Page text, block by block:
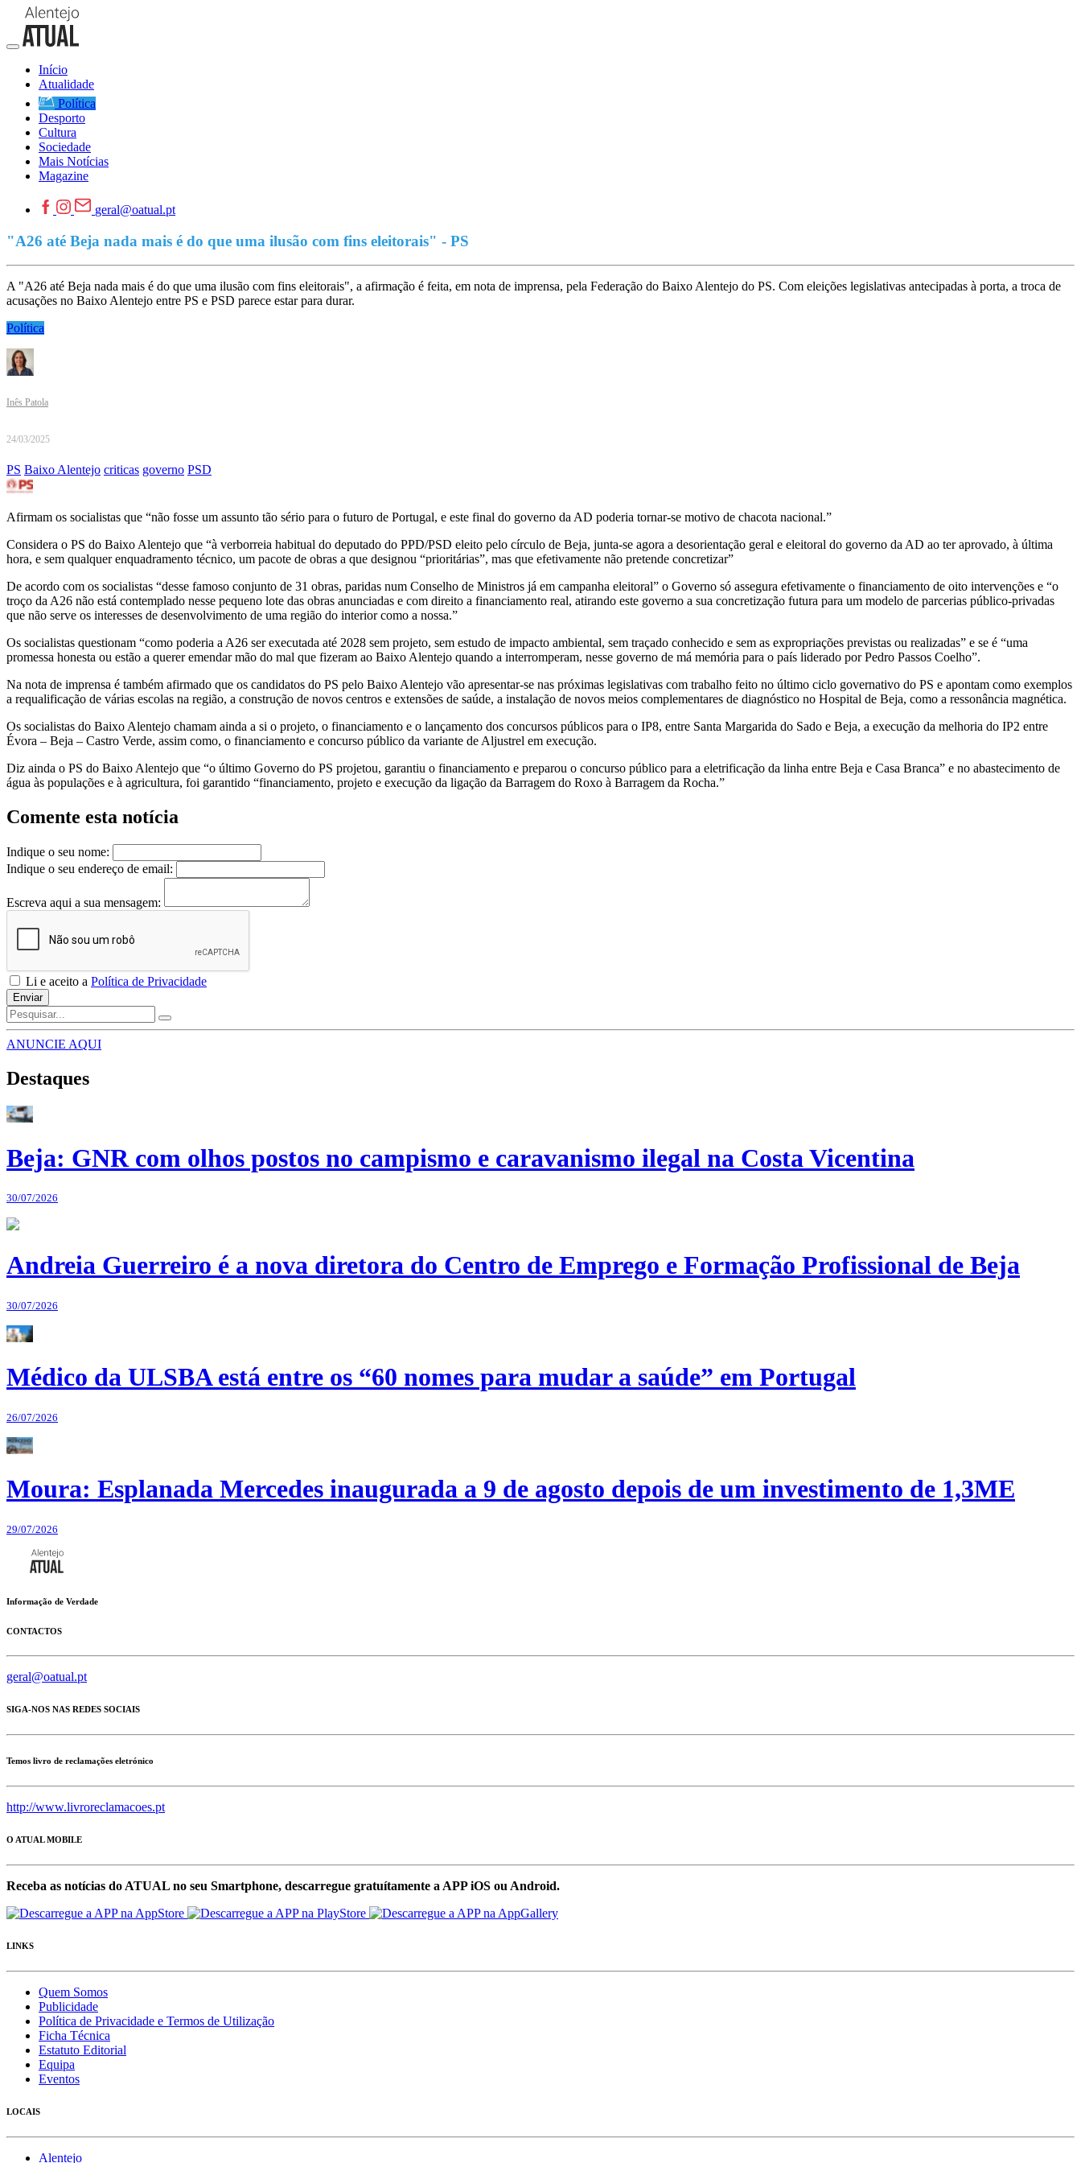
Início
Atualidade
Política
Desporto
Cultura
Sociedade
Mais Notícias
Magazine
geral@oatual.pt
"A26 até Beja nada mais é do que uma ilusão com fins eleitorais" - PS
A "A26 até Beja nada mais é do que uma ilusão com fins eleitorais", a afirmação é feita, em nota de imprensa, pela Federação do Baixo Alentejo do PS. Com eleições legislativas antecipadas à porta, a troca de
acusações no Baixo Alentejo entre PS e PSD parece estar para durar.
Política
Inês Patola
24/03/2025
PS Baixo Alentejo criticas governo PSD
Afirmam os socialistas que “não fosse um assunto tão sério para o futuro de Portugal, e este final do governo da AD poderia tornar-se motivo de chacota nacional.”
Considera o PS do Baixo Alentejo que “à verborreia habitual do deputado do PPD/PSD eleito pelo círculo de Beja, junta-se agora a desorientação geral e eleitoral do governo da AD ao ter aprovado, à última
hora, e sem qualquer enquadramento técnico, um pacote de obras a que designou “prioritárias”, mas que efetivamente não pretende concretizar”
De acordo com os socialistas “desse famoso conjunto de 31 obras, paridas num Conselho de Ministros já em campanha eleitoral” o Governo só assegura efetivamente o financiamento de oito intervenções e “o
troço da A26 não está contemplado nesse pequeno lote das obras anunciadas e com direito a financiamento real, atirando este governo a sua concretização futura para um modelo de parcerias público-privadas
que não serve os interesses de desenvolvimento de uma região do interior como a nossa.”
Os socialistas questionam “como poderia a A26 ser executada até 2028 sem projeto, sem estudo de impacto ambiental, sem traçado conhecido e sem as expropriações previstas ou realizadas” e se é “uma
promessa honesta ou estão a querer emendar mão do mal que fizeram ao Baixo Alentejo quando a interromperam, nesse governo de má memória para o país liderado por Pedro Passos Coelho”.
Na nota de imprensa é também afirmado que os candidatos do PS pelo Baixo Alentejo vão apresentar-se nas próximas legislativas com trabalho feito no último ciclo governativo do PS e apontam como exemplos
a requalificação de várias escolas na região, a construção de novos centros e extensões de saúde, a instalação de novos meios complementares de diagnóstico no Hospital de Beja, como a ressonância magnética.
Os socialistas do Baixo Alentejo chamam ainda a si o projeto, o financiamento e o lançamento dos concursos públicos para o IP8, entre Santa Margarida do Sado e Beja, a execução da melhoria do IP2 entre
Évora – Beja – Castro Verde, assim como, o financiamento e concurso público da variante de Aljustrel em execução.
Diz ainda o PS do Baixo Alentejo que “o último Governo do PS projetou, garantiu o financiamento e preparou o concurso público para a eletrificação da linha entre Beja e Casa Branca” e no abastecimento de
água às populações e à agricultura, foi garantido “financiamento, projeto e execução da ligação da Barragem do Roxo à Barragem da Rocha.”
Comente esta notícia
Indique o seu nome:
Indique o seu endereço de email:
Escreva aqui a sua mensagem:
Li e aceito a Política de Privacidade
Enviar
ANUNCIE AQUI
Destaques
Beja: GNR com olhos postos no campismo e caravanismo ilegal na Costa Vicentina
30/07/2026
Andreia Guerreiro é a nova diretora do Centro de Emprego e Formação Profissional de Beja
30/07/2026
Médico da ULSBA está entre os “60 nomes para mudar a saúde” em Portugal
26/07/2026
Moura: Esplanada Mercedes inaugurada a 9 de agosto depois de um investimento de 1,3ME
29/07/2026
Informação de Verdade
CONTACTOS
geral@oatual.pt
SIGA-NOS NAS REDES SOCIAIS
Temos livro de reclamações eletrónico
http://www.livroreclamacoes.pt
O ATUAL MOBILE
Receba as notícias do ATUAL no seu Smartphone, descarregue gratuítamente a APP iOS ou Android.
LINKS
Quem Somos
Publicidade
Política de Privacidade e Termos de Utilização
Ficha Técnica
Estatuto Editorial
Equipa
Eventos
LOCAIS
Alentejo